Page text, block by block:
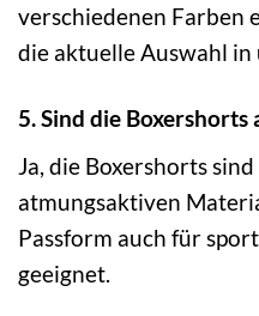
verschiedenen Farben
die aktuelle Auswahl in
5. Sind die
Ja, die Boxershorts
atmungsaktiven
Passform auch für
geeignet.